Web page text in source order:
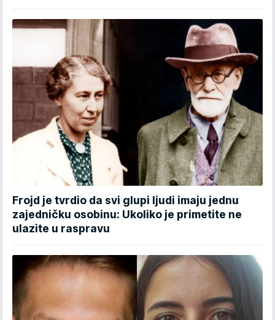
Frojd je tvrdio da svi glupi ljudi imaju jednu
zajedničku osobinu: Ukoliko je primetite ne
ulazite u raspravu